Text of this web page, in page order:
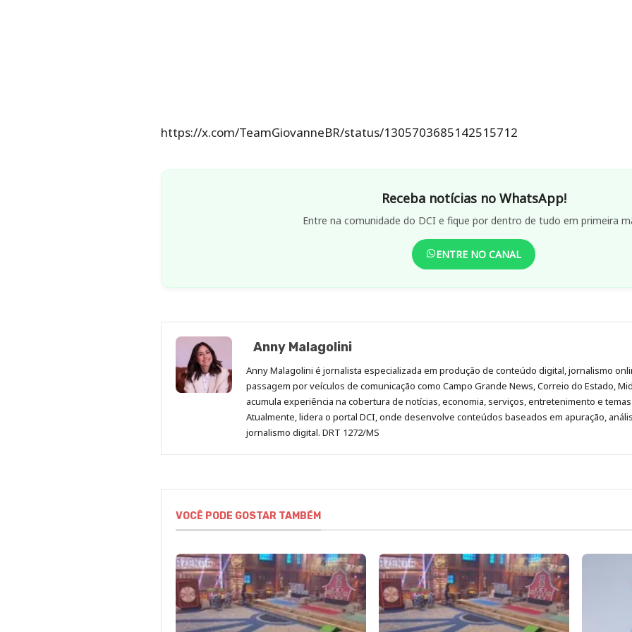
https://x.com/TeamGiovanneBR/status/1305703685142515712
Receba notícias no WhatsApp!
Entre na comunidade do DCI e fique por dentro de tudo em primeira
ENTRE NO CANAL
Anny Malagolini
Anny Malagolini é jornalista especializada em produção de conteúdo digital, jornalismo
passagem por veículos de comunicação como Campo Grande News, Correio do Estado,
acumula experiência na cobertura de notícias, economia, serviços, entretenimento e
Atualmente, lidera o portal DCI, onde desenvolve conteúdos baseados em apuração,
jornalismo digital. DRT 1272/MS
VOCÊ PODE GOSTAR TAMBÉM